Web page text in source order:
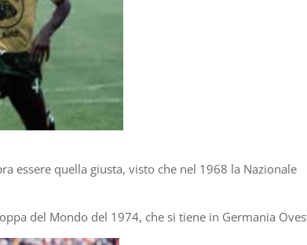
essere quella giusta, visto che nel 1968 la Nazionale
del Mondo del 1974, che si tiene in Germania